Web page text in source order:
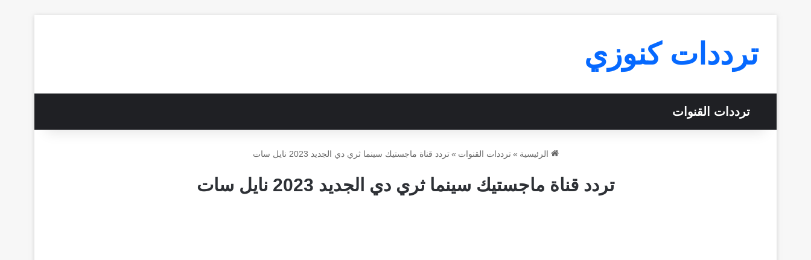
ترددات كنوزي
ترددات القنوات
الرئيسية » ترددات القنوات » تردد قناة ماجستيك سينما ثري دي الجديد 2023 نايل سات
تردد قناة ماجستيك سينما ثري دي الجديد 2023 نايل سات